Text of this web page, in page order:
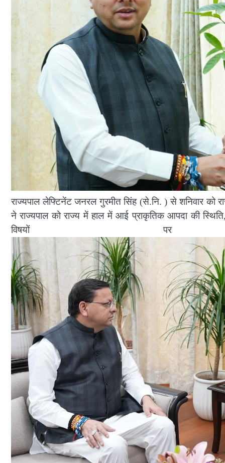
राज्यपाल लेफ्टिनेंट जनरल गुरमीत सिंह (से.नि. ) से शनिवार को
ने राज्यपाल को राज्य में हाल में आई प्राकृतिक आपदा की
विषयों